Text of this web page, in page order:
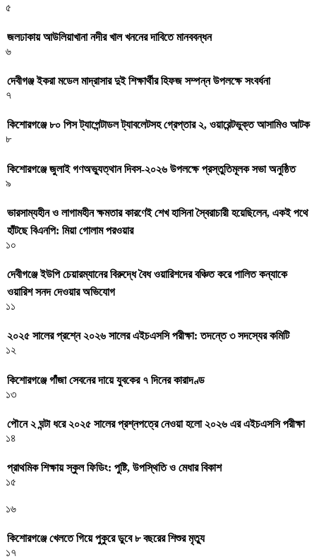
৫
জলঢাকায় আউলিয়াখানা নদীর খাল খননের দাবিতে মানববন্ধন
৬
দেবীগঞ্জ ইকরা মডেল মাদ্রাসার দুই শিক্ষার্থীর হিফজ সম্পন্ন উপলক্ষে সংবর্ধনা
৭
কিশোরগঞ্জে ৮০ পিস ট্যাপেন্টাডল ট্যাবলেটসহ গ্রেপ্তার ২, ওয়ারেন্টভুক্ত আসামিও আটক
৮
কিশোরগঞ্জে জুলাই গণঅভ্যুত্থান দিবস-২০২৬ উপলক্ষে প্রস্তুতিমূলক সভা অনুষ্ঠিত
৯
ভারসাম্যহীন ও লাগামহীন ক্ষমতার কারণেই শেখ হাসিনা স্বৈরাচারী হয়েছিলেন, একই পথে
হাঁটছে বিএনপি: মিয়া গোলাম পরওয়ার
১০
দেবীগঞ্জে ইউপি চেয়ারম্যানের বিরুদ্ধে বৈধ ওয়ারিশদের বঞ্চিত করে পালিত কন্যাকে
ওয়ারিশ সনদ দেওয়ার অভিযোগ
১১
২০২৫ সালের প্রশ্নে ২০২৬ সালের এইচএসসি পরীক্ষা: তদন্তে ৩ সদস্যের কমিটি
১২
কিশোরগঞ্জে গাঁজা সেবনের দায়ে যুবকের ৭ দিনের কারাদণ্ড
১৩
পৌনে ২ ঘন্টা ধরে ২০২৫ সালের প্রশ্নপত্রে নেওয়া হলো ২০২৬ এর এইচএসসি পরীক্ষা
১৪
প্রাথমিক শিক্ষায় স্কুল ফিডিং: পুষ্টি, উপস্থিতি ও মেধার বিকাশ
১৫
১৬
কিশোরগঞ্জে খেলতে গিয়ে পুকুরে ডুবে ৮ বছরের শিশুর মৃত্যু
১৭